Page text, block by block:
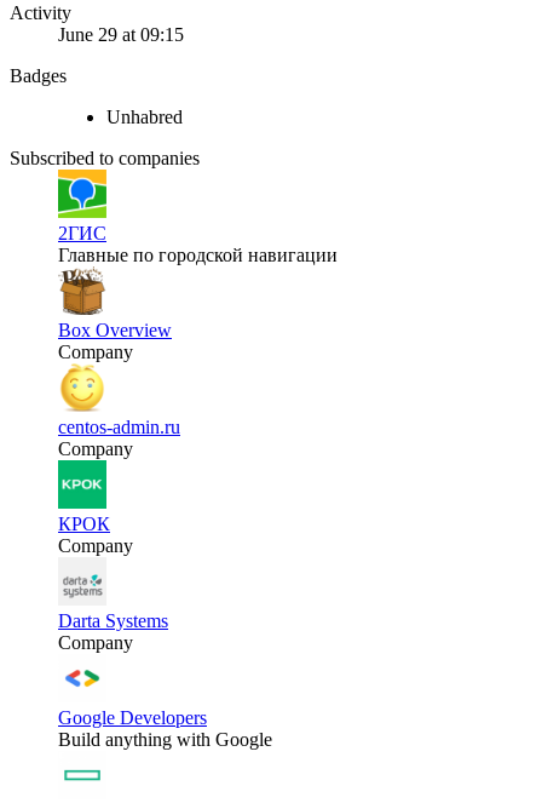
Activity
June 29 at 09:15
Badges
Unhabred
Subscribed to companies
2ГИС
Главные по городской навигации
Box Overview
Company
centos-admin.ru
Company
КРОК
Company
Darta Systems
Company
Google Developers
Build anything with Google